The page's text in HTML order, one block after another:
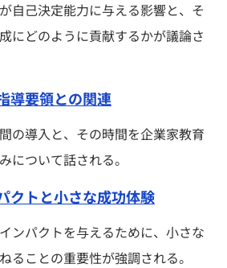
自己決定能力に与える影響と、そ
にどのように貢献するかが議論さ
導要領との関連
の導入と、その時間を企業家教育
について話される。
クトと小さな成功体験
ンパクトを与えるために、小さな
ることの重要性が強調される。